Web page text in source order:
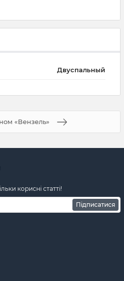
Двуспальный
«Вензель»
корисні статті!
Підписатися